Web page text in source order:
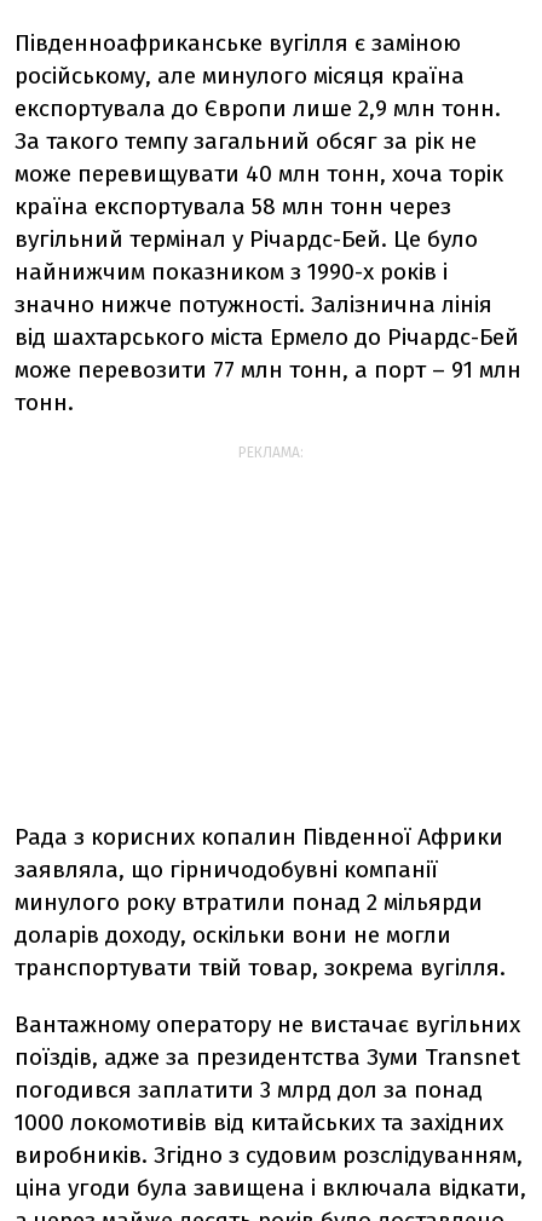
Південноафриканське вугілля є заміною
російському, але минулого місяця країна
експортувала до Європи лише 2,9 млн тонн.
За такого темпу загальний обсяг за рік не
може перевищувати 40 млн тонн, хоча торік
країна експортувала 58 млн тонн через
вугільний термінал у Річардс-Бей. Це було
найнижчим показником з 1990-х років і
значно нижче потужності. Залізнична лінія
від шахтарського міста Ермело до Річардс-Бей
може перевозити 77 млн тонн, а порт – 91 млн
тонн.
РЕКЛАМА:
Рада з корисних копалин Південної Африки
заявляла, що гірничодобувні компанії
минулого року втратили понад 2 мільярди
доларів доходу, оскільки вони не могли
транспортувати твій товар, зокрема вугілля.
Вантажному оператору не вистачає вугільних
поїздів, адже за президентства Зуми Transnet
погодився заплатити 3 млрд дол за понад
1000 локомотивів від китайських та західних
виробників. Згідно з судовим розслідуванням,
ціна угоди була завищена і включала відкати,